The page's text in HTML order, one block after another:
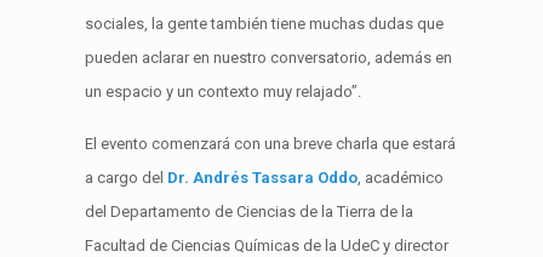
sociales, la gente también tiene muchas dudas que
pueden aclarar en nuestro conversatorio, además en
un espacio y un contexto muy relajado”.
El evento comenzará con una breve charla que estará
a cargo del Dr. Andrés Tassara Oddo, académico
del Departamento de Ciencias de la Tierra de la
Facultad de Ciencias Químicas de la UdeC y director